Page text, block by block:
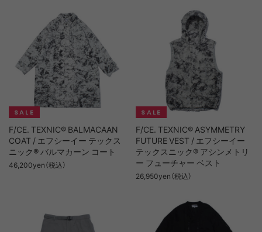
F/CE. TEXNIC® BALMACAAN
COAT / エフシーイー テックス
ニック® バルマカーン コート
46,200yen（税込）
F/CE. TEXNIC® ASYMMETRY
FUTURE VEST / エフシーイー
テックスニック® アシンメトリ
ー フューチャー ベスト
26,950yen（税込）